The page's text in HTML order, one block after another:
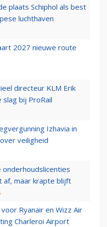
plaats Schiphol als best
luchthaven
2027 nieuwe route
directeur KLM Erik
slag bij ProRail
Izhavia in
veiligheid
af, maar krapte blijft
Ryanair en Wizz Air
Charleroi Airport